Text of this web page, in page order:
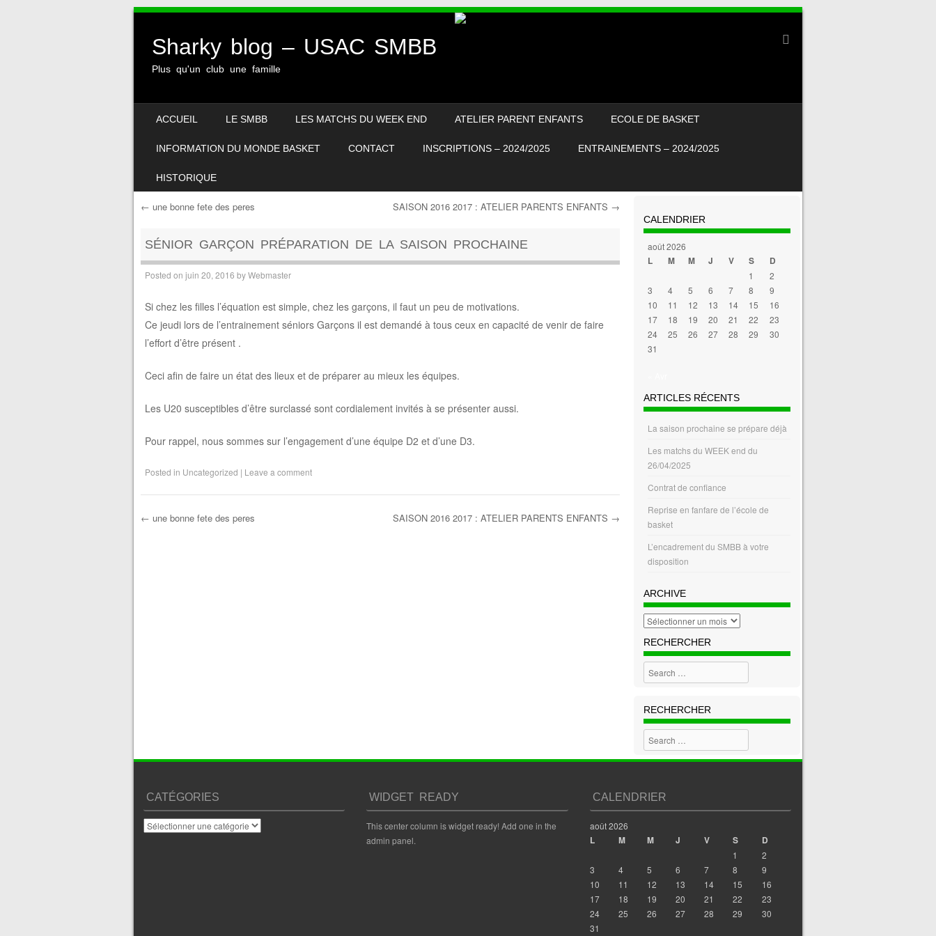
Sharky blog – USAC SMBB
Plus qu'un club une famille
ACCUEIL LE SMBB LES MATCHS DU WEEK END ATELIER PARENT ENFANTS ECOLE DE BASKET
INFORMATION DU MONDE BASKET CONTACT INSCRIPTIONS – 2024/2025 ENTRAINEMENTS – 2024/2025
HISTORIQUE
Post navigation
← une bonne fete des peres SAISON 2016 2017 : ATELIER PARENTS ENFANTS →
SÉNIOR GARÇON PRÉPARATION DE LA SAISON PROCHAINE
Posted on juin 20, 2016 byWebmaster
Si chez les filles l’équation est simple, chez les garçons, il faut un peu de motivations.
Ce jeudi lors de l’entrainement séniors Garçons il est demandé à tous ceux en capacité de venir de faire
l’effort d’être présent .
Ceci afin de faire un état des lieux et de préparer au mieux les équipes.
Les U20 susceptibles d’être surclassé sont cordialement invités à se présenter aussi.
Pour rappel, nous sommes sur l’engagement d’une équipe D2 et d’une D3.
Posted in Uncategorized | Leave a comment
← une bonne fete des peres SAISON 2016 2017 : ATELIER PARENTS ENFANTS →
CALENDRIER
août 2026
L M M J V S D
1
2
3
4 5 6 7 8
9
10
11 12 13 14 15
16
17
18 19 20 21 22
23
24
25 26 27 28 29
30
31
ARTICLES RÉCENTS
La saison prochaine se prépare déjà
Les matchs du WEEK end du
26/04/2025
Contrat de confiance
Reprise en fanfare de l’école de
basket
L’encadrement du SMBB à votre
disposition
ARCHIVE
archive
RECHERCHER
Search
RECHERCHER
Search
CATÉGORIES
Catégories
WIDGET READY
This center column is widget ready! Add one in the
admin panel.
CALENDRIER
août 2026
L M M J V S D
1
2
3
4 5 6 7 8
9
10
11 12 13 14 15
16
17
18 19 20 21 22
23
24
25 26 27 28 29
30
31